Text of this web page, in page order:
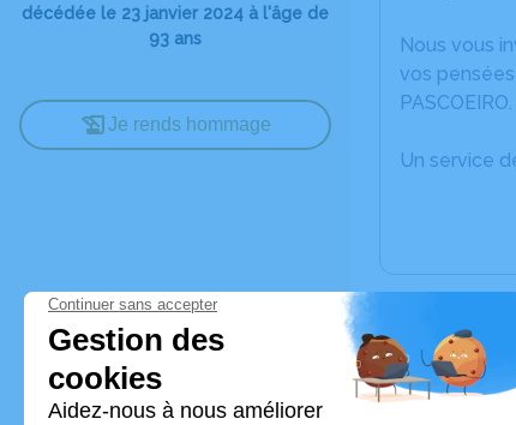
décédée le 23 janvier 2024 à l'âge de
93 ans
Je rends hommage
Nous vous
vos
PASCOEIRO.
Un service